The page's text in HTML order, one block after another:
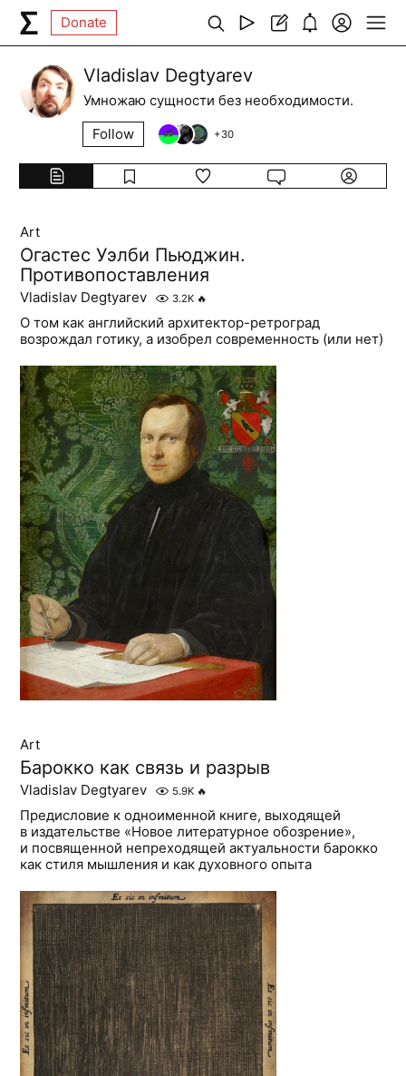
Donate
Vladislav Degtyarev
Умножаю сущности без необходимости.
Follow
+30
Art
Огастес Уэлби Пьюджин.
Противопоставления
Vladislav Degtyarev 3.2K 🔥
О том как английский архитектор-ретроград
возрождал готику, а изобрел современность (или нет)
Art
Барокко как связь и разрыв
Vladislav Degtyarev 5.9K 🔥
Предисловие к одноименной книге, выходящей
в издательстве «Новое литературное обозрение»,
и посвященной непреходящей актуальности барокко
как стиля мышления и как духовного опыта